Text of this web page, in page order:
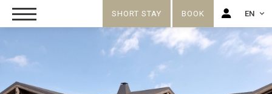
SHORT STAY BOOK EN